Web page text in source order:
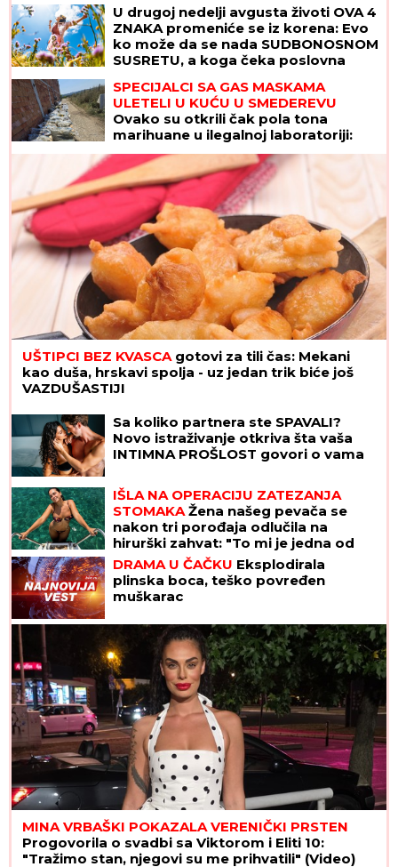
U drugoj nedelji avgusta životi OVA 4
ZNAKA promeniće se iz korena: Evo
ko može da se nada SUDBONOSNOM
SUSRETU, a koga čeka poslovna
SPECIJALCI SA GAS MASKAMA
ULETELI U KUĆU U SMEDEREVU
Ovako su otkrili čak pola tona
marihuane u ilegalnoj laboratoriji:
Uhapšeno 6 osoba (FOTO, VIDEO)
UŠTIPCI BEZ KVASCA gotovi za tili čas: Mekani
kao duša, hrskavi spolja - uz jedan trik biće još
VAZDUŠASTIJI
Sa koliko partnera ste SPAVALI?
Novo istraživanje otkriva šta vaša
INTIMNA PROŠLOST govori o vama
IŠLA NA OPERACIJU ZATEZANJA
STOMAKA Žena našeg pevača se
nakon tri porođaja odlučila na
hirurški zahvat: "To mi je jedna od
najboljih odluka"
DRAMA U ČAČKU Eksplodirala
plinska boca, teško povređen
muškarac
MINA VRBAŠKI POKAZALA VERENIČKI PRSTEN
Progovorila o svadbi sa Viktorom i Eliti 10:
"Tražimo stan, njegovi su me prihvatili" (Video)